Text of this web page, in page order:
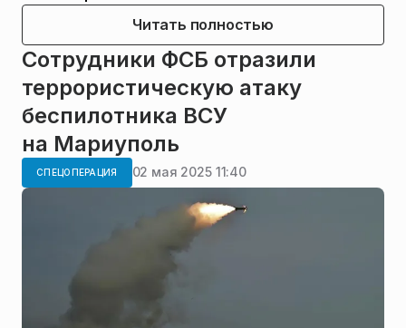
Читать полностью
Сотрудники ФСБ отразили
террористическую атаку
беспилотника ВСУ
на Мариуполь
СПЕЦОПЕРАЦИЯ 02 мая 2025 11:40